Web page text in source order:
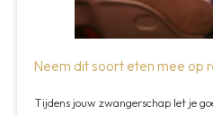
Neem dit soort eten mee op
Tijdens jouw zwangerschap let je